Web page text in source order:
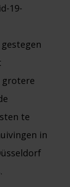
19-
grotere
te
in